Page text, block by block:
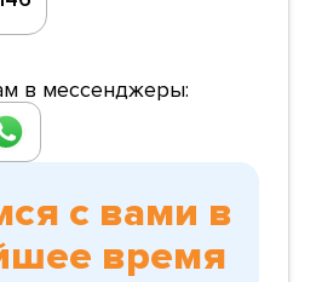
в мессенджеры:
с вами в
время